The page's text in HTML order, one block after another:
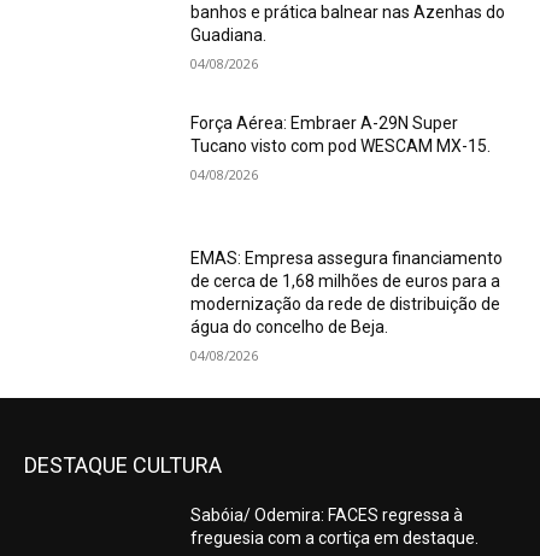
banhos e prática balnear nas Azenhas do
Guadiana.
04/08/2026
Força Aérea: Embraer A-29N Super
Tucano visto com pod WESCAM MX-15.
04/08/2026
EMAS: Empresa assegura financiamento
de cerca de 1,68 milhões de euros para a
modernização da rede de distribuição de
água do concelho de Beja.
04/08/2026
DESTAQUE CULTURA
Sabóia/ Odemira: FACES regressa à
freguesia com a cortiça em destaque.